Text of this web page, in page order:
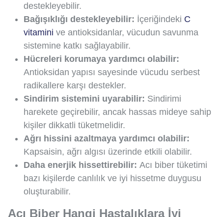
destekleyebilir.
Bağışıklığı destekleyebilir: İçeriğindeki C
vitamini ve antioksidanlar, vücudun savunma
sistemine katkı sağlayabilir.
Hücreleri korumaya yardımcı olabilir:
Antioksidan yapısı sayesinde vücudu serbest
radikallere karşı destekler.
Sindirim sistemini uyarabilir: Sindirimi
harekete geçirebilir, ancak hassas mideye sahip
kişiler dikkatli tüketmelidir.
Ağrı hissini azaltmaya yardımcı olabilir:
Kapsaisin, ağrı algısı üzerinde etkili olabilir.
Daha enerjik hissettirebilir: Acı biber tüketimi
bazı kişilerde canlılık ve iyi hissetme duygusu
oluşturabilir.
Acı Biber Hangi Hastalıklara İyi